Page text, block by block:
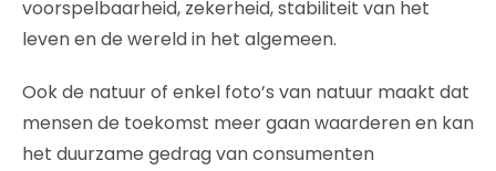
voorspelbaarheid, zekerheid, stabiliteit van het
leven en de wereld in het algemeen.
Ook de natuur of enkel foto’s van natuur maakt dat
mensen de toekomst meer gaan waarderen en kan
het duurzame gedrag van consumenten